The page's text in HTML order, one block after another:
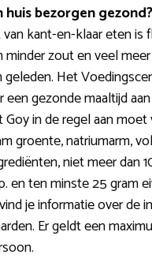
huis bezorgen gezond?
kant-en-klaar eten is
zout en veel
geleden. Het
een gezonde maaltijd
Goy in de regel aan
groente, natriumarm,
niet meer dan
en ten minste 25 gram
je informatie over de
Er geldt een